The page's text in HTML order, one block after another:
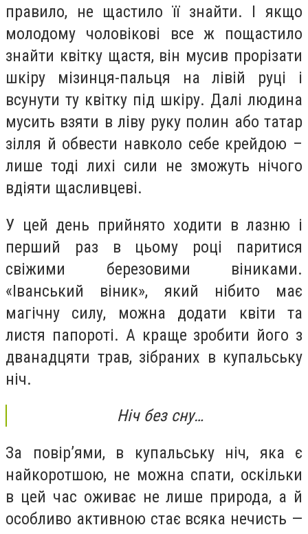
правило, не щастило її знайти. І якщо
молодому чоловікові все ж пощастило
знайти квітку щастя, він мусив прорізати
шкіру мізинця-пальця на лівій руці і
всунути ту квітку під шкіру. Далі людина
мусить взяти в ліву руку полин або татар
зілля й обвести навколо себе крейдою –
лише тоді лихі сили не зможуть нічого
вдіяти щасливцеві.
У цей день прийнято ходити в лазню і
перший раз в цьому році паритися
свіжими березовими віниками.
«Іванський віник», який нібито має
магічну силу, можна додати квіти та
листя папороті. А краще зробити його з
дванадцяти трав, зібраних в купальську
ніч.
Ніч без сну…
За повір’ями, в купальську ніч, яка є
найкоротшою, не можна спати, оскільки
в цей час оживає не лише природа, а й
особливо активною стає всяка нечисть —